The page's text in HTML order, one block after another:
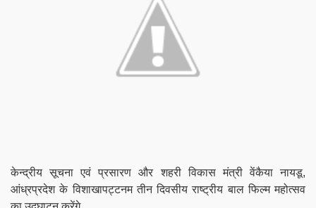
केन्द्रीय सूचना एवं प्रसारण और शहरी विकास मंत्री वेंकैया नायडू,
आंध्रप्रदेश के विशाखापट्टनम तीन दिवसीय राष्ट्रीय बाल फिल्म महोत्सव